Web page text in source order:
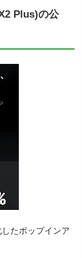
Plus)の公
たポップインア